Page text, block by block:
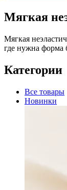
Мягкая
Мягкая
где нужна форма
Категории
Все товары
Новинки